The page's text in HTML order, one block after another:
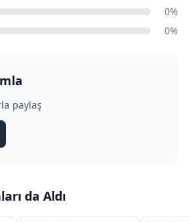
0%
0%
paylaş
da Aldı